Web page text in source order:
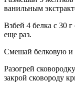
ванильным
Взбей 4 белка с 30
еще раз.
Смешай белковую и
Разогрей
закрой сковороду